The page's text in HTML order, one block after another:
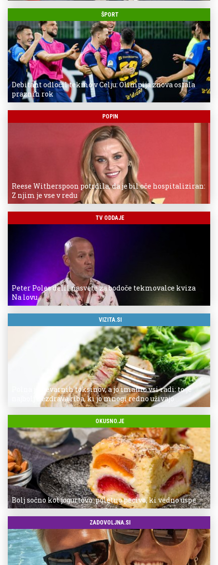
ŠPORT
Debitant odločil tekmo v Celju: Olimpija znova ostala
praznih rok
POPIN
Reese Witherspoon potrdila, da je bil oče hospitaliziran:
Z njim je vse v redu
TV ODDAJE
Peter Poles delil nasvete za bodoče tekmovalce kviza
Na lovu
VIZITA.SI
Polna je nevarnih toksinov, a jo imamo vsi radi: to je
najbolj nezdrava riba, ki jo mnogi redno uživajo
OKUSNO.JE
Bolj sočno kot jogurtovo: poletno pecivo, ki vedno uspe
ZADOVOLJNA.SI